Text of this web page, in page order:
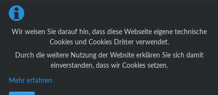
Wir weisen Sie darauf hin, dass diese Webseite eigene technische
Cookies und Cookies Dritter verwendet.
Durch die weitere Nutzung der Website erklären Sie sich damit
einverstanden, dass wir Cookies setzen.
Mehr erfahren